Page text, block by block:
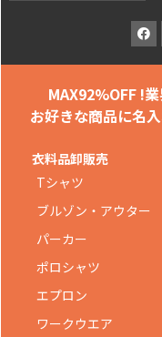
MAX92%OFF !
お好きな商品に名
衣料品卸販売
Tシャツ
ブルゾン・アウター
パーカー
ポロシャツ
エプロン
ワークウエア